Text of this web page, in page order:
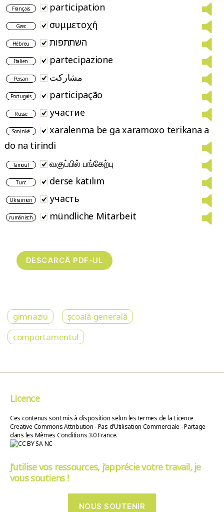
Français participation
Grec συμμετοχή
Hébreu השתתפות
Italien partecipazione
Persan مشارکت
Portugais participação
Russe участие
Soninké
xaralenma be ga xaramoxo terikana a
do na tirindi
Tamoul வகுப்பில் பங்கேற்பு
Turc derse katılım
Ukrainien участь
rumänisch mündliche Mitarbeit
gimnaziu
școală generală
comportamentul
Licence
Ces contenus sont mis à disposition selon les termes de la Licence
Creative Commons Attribution - Pas d’Utilisation Commerciale - Partage
dans les Mêmes Conditions 3.0 France.
J’utilise vos ressources, j’apprécie votre travail, je
vous soutiens !
NOUS SOUTENIR